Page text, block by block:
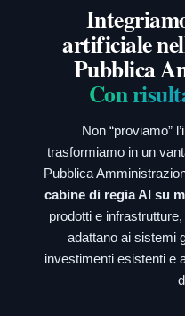
artificiale
Pubblica
Con
Non “proviamo”
trasformiamo in un
Pubblica
cabine di regia AI su
prodotti e
adattano ai sistemi
investimenti esistenti e